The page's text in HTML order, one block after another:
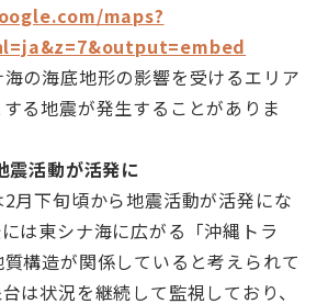
maps?
の海底地形の影響を受けるエリア
る地震が発生することがありま
震活動が活発に
月下旬頃から地震活動が活発にな
は東シナ海に広がる「沖縄トラ
構造が関係していると考えられて
は状況を継続して監視しており、